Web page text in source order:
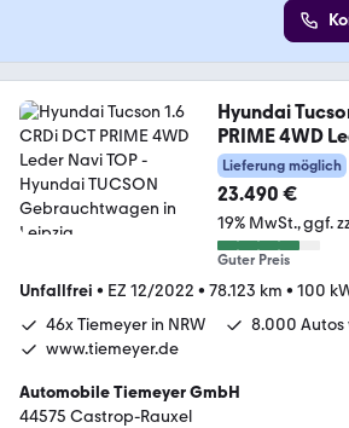
Hyundai
PRIME 4WD
Lieferung möglich
23.490 €
19% MwSt. ggf.
Guter Preis
Unfallfrei • EZ 12/2022 • 78.123 km • 100
46x Tiemeyer in NRW
8.000
www.tiemeyer.de
Automobile Tiemeyer GmbH
44575 Castrop-Rauxel